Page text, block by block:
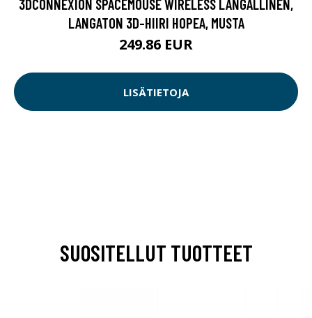
3DCONNEXION SPACEMOUSE WIRELESS LANGALLINEN,
LANGATON 3D-HIIRI HOPEA, MUSTA
249.86 EUR
LISÄTIETOJA
SUOSITELLUT TUOTTEET